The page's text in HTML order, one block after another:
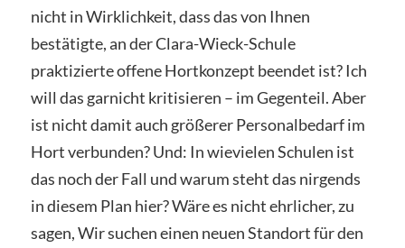
nicht in Wirklichkeit, dass das von Ihnen
bestätigte, an der Clara-Wieck-Schule
praktizierte offene Hortkonzept beendet ist? Ich
will das garnicht kritisieren – im Gegenteil. Aber
ist nicht damit auch größerer Personalbedarf im
Hort verbunden? Und: In wievielen Schulen ist
das noch der Fall und warum steht das nirgends
in diesem Plan hier? Wäre es nicht ehrlicher, zu
sagen, Wir suchen einen neuen Standort für den